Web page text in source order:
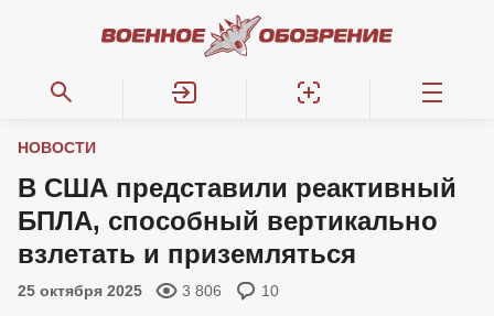
НОВОСТИ
В США представили реактивный
БПЛА, способный вертикально
взлетать и приземляться
25 октября 2025 3 806 10